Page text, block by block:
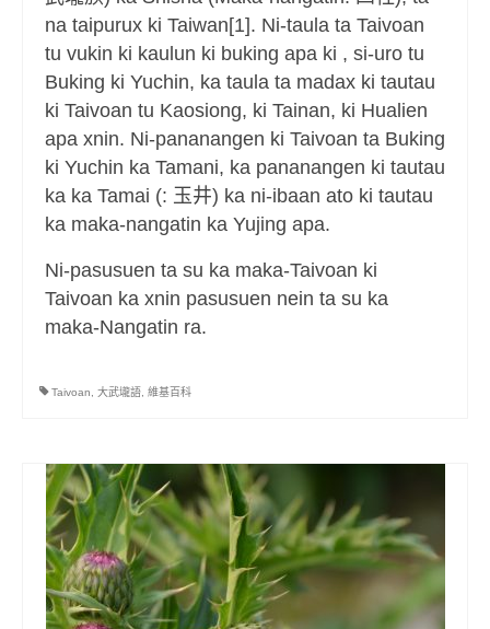
na taipurux ki Taiwan[1]. Ni-taula ta Taivoan
tu vukin ki kaulun ki buking apa ki , si-uro tu
Buking ki Yuchin, ka taula ta madax ki tautau
ki Taivoan tu Kaosiong, ki Tainan, ki Hualien
apa xnin. Ni-pananangen ki Taivoan ta Buking
ki Yuchin ka Tamani, ka pananangen ki tautau
ka ka Tamai (: 玉井) ka ni-ibaan ato ki tautau
ka maka-nangatin ka Yujing apa.
Ni-pasusuen ta su ka maka-Taivoan ki
Taivoan ka xnin pasusuen nein ta su ka
maka-Nangatin ra.
Taivoan 大武壠語 維基百科